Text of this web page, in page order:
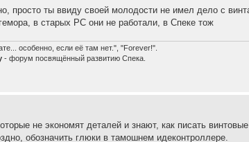
просто ты ввиду своей молодости не имел дело с
в старых РС они не работали, в Спеке тож
особенно, если её там нет.", "Forever!".
- форум посвящённый развитию Спека.
не экономят деталей и знают, как писать
обозначить глюки в тамошнем идеконтроллере.